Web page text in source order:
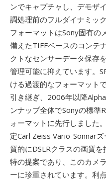
ンでキャプチャし、デモザ
調処理前のフルダイナミッ
フォーマットはSony固有の
備えたTIFFベースのコンテ
クトなセンサーデータ保存
管理可能に抑えています。
ける過渡的なフォーマット
引き継ぎ、2006年以降
ンナップ全体でSonyの標準
ォーマットに先行しました
定Carl Zeiss Vario-Sonnar
質的にDSLRクラスの画質
特の提案であり、このカメ
ーに珍重されています。利